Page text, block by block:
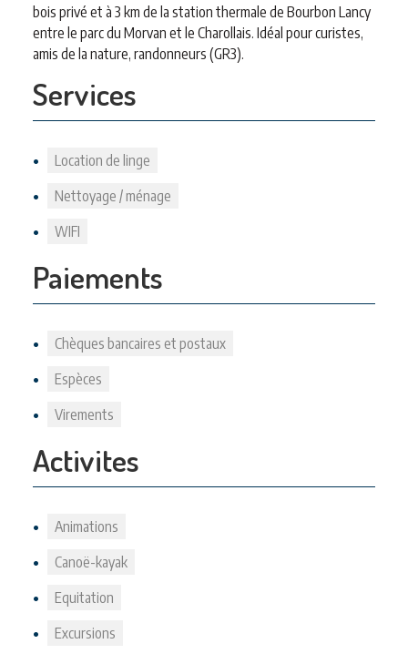
bois privé et à 3 km de la station thermale de Bourbon Lancy
entre le parc du Morvan et le Charollais. Idéal pour curistes,
amis de la nature, randonneurs (GR3).
Services
Location de linge
Nettoyage / ménage
WIFI
Paiements
Chèques bancaires et postaux
Espèces
Virements
Activites
Animations
Canoë-kayak
Equitation
Excursions